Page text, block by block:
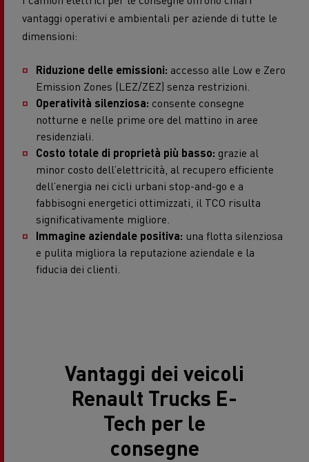
vantaggi operativi e ambientali per aziende di tutte le
dimensioni:
Riduzione delle emissioni: accesso alle Low e Zero
Emission Zones (LEZ/ZEZ) senza restrizioni.
Operatività silenziosa: consente consegne
notturne e nelle prime ore del mattino in aree
residenziali.
Costo totale di proprietà più basso: grazie al
minor costo dell’elettricità, al recupero efficiente
dell’energia nei cicli urbani stop-and-go e a
fabbisogni energetici ottimizzati, il TCO risulta
significativamente migliore.
Immagine aziendale positiva: una flotta silenziosa
e pulita migliora la reputazione aziendale e la
fiducia dei clienti.
Vantaggi dei veicoli
Renault Trucks E-
Tech per le
consegne